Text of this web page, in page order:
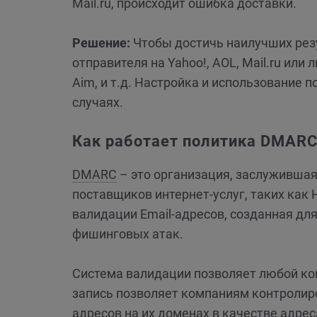
Mail.ru, происходит ошибка доставки.
Решение: Чтобы достичь наилучших
отправителя на Yahoo!, AOL, Mail.ru
Aim, и т.д. Настройка и использование
случаях.
Как работает политика
DMARC – это организация,
поставщиков интернет-услуг, таких
валидации Email-адресов, созданная
фишинговых атак.
Система валидации позволяет любой
запись позволяет компаниям
адресов на их доменах в качестве